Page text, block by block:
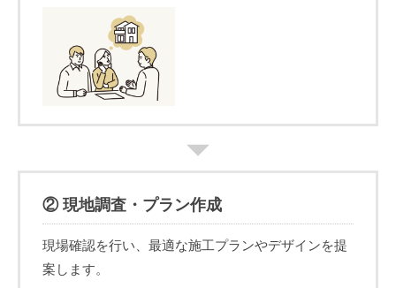
② 現地調査・プラン作成
現場確認を行い、最適な施工プランやデザインを提
案します。